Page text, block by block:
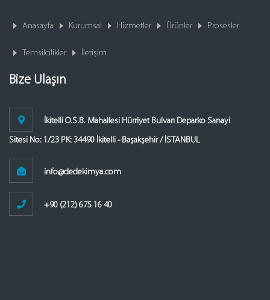
Anasayfa Kurumsal Hizmetler Ürünler Prosesler
Temsilcilikler İletişim
Bize Ulaşın
İkitelli O.S.B. Mahallesi Hürriyet Bulvarı Deparko Sanayi
Sitesi No: 1/23 PK: 34490 İkitelli - Başakşehir / İSTANBUL
info@dedekimya.com
+90 (212) 675 16 40